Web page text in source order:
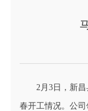
2月3日，新
春开工情况。公司